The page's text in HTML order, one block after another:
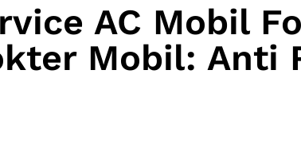
AC Mobil
Mobil: Anti